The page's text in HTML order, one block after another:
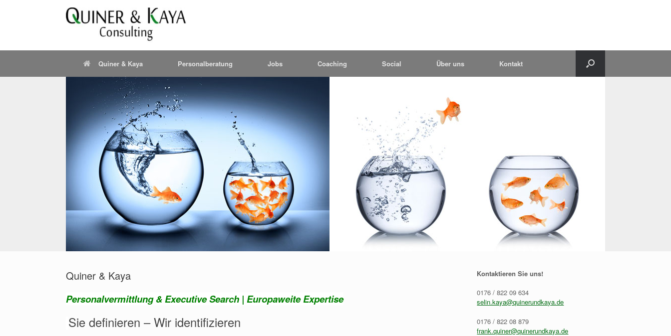
Quiner & Kaya Personalberatung Jobs Coaching Social Über uns Kontakt
Quiner & Kaya
Personalvermittlung & Executive Search | Europaweite Expertise
Sie definieren – Wir identifizieren
Kontaktieren Sie uns!
0176 / 822 09 634
selin.kaya@quinerundkaya.de
0176 / 822 08 879
frank.quiner@quinerundkaya.de